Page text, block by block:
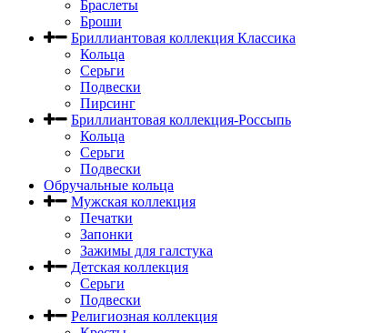
Браслеты
Броши
Бриллиантовая коллекция Классика
Кольца
Серьги
Подвески
Пирсинг
Бриллиантовая коллекция-Россыпь
Кольца
Серьги
Подвески
Обручальные кольца
Мужская коллекция
Печатки
Запонки
Зажимы для галстука
Детская коллекция
Серьги
Подвески
Религиозная коллекция